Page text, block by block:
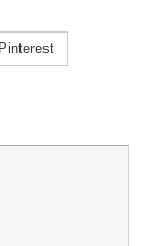
Pinterest